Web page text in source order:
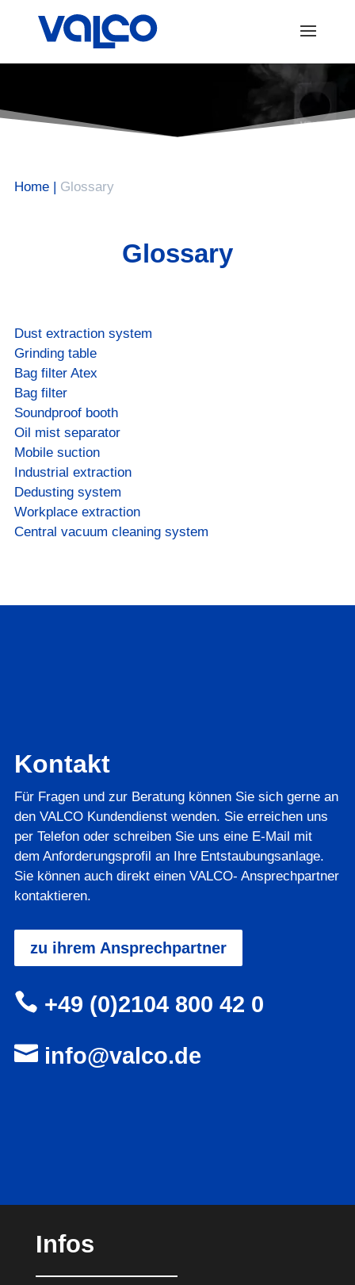
Home| Glossary
Glossary
Dust extraction system
Grinding table
Bag filter Atex
Bag filter
Soundproof booth
Oil mist separator
Mobile suction
Industrial extraction
Dedusting system
Workplace extraction
Central vacuum cleaning system
Kontakt
Für Fragen und zur Beratung können Sie sich gerne an
den VALCO Kundendienst wenden. Sie erreichen uns
per Telefon oder schreiben Sie uns eine E-Mail mit
dem Anforderungsprofil an Ihre Entstaubungsanlage.
Sie können auch direkt einen VALCO- Ansprechpartner
kontaktieren.
zu ihrem Ansprechpartner
 +49 (0)2104 800 42 0
info@valco.de
Infos